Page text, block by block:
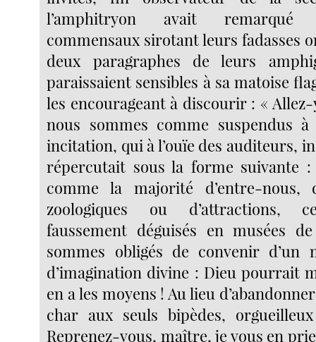
l’amphitryon avait remarqué
commensaux sirotant leurs fadasses
deux paragraphes de leurs
paraissaient sensibles à sa matoise
les encourageant à discourir : «
nous sommes comme suspendus
incitation, qui à l’ouïe des auditeurs,
répercutait sous la forme suivante :
comme la majorité d’entre-nous,
zoologiques ou d’attractions,
faussement déguisés en musées
sommes obligés de convenir d’un
d’imagination divine : Dieu pourrait
en a les moyens ! Au lieu
char aux seuls bipèdes,
Reprenez-vous, maître, je vous en